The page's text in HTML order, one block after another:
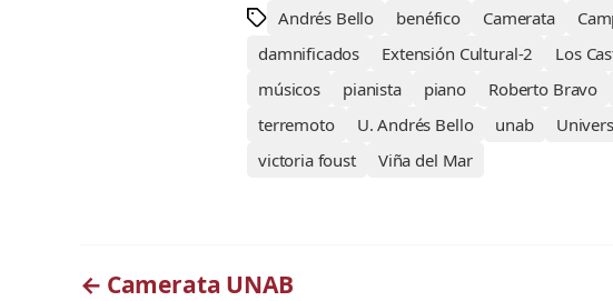
Andrés Bello benéfico Camerata
damnificados
Extensión Cultural-2 Los
músicos
pianista piano Roberto Bravo
terremoto
U. Andrés Bello unab
victoria foust
Viña del Mar
← Camerata UNAB